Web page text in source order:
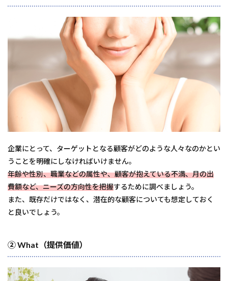
企業にとって、ターゲットとなる顧客がどのような人々なのかとい
うことを明確にしなければいけません。
年齢や性別、職業などの属性や、顧客が抱えている不満、月の出
費額など、ニーズの方向性を把握するために調べましょう。
また、既存だけではなく、潜在的な顧客についても想定しておく
と良いでしょう。
② What（提供価値）